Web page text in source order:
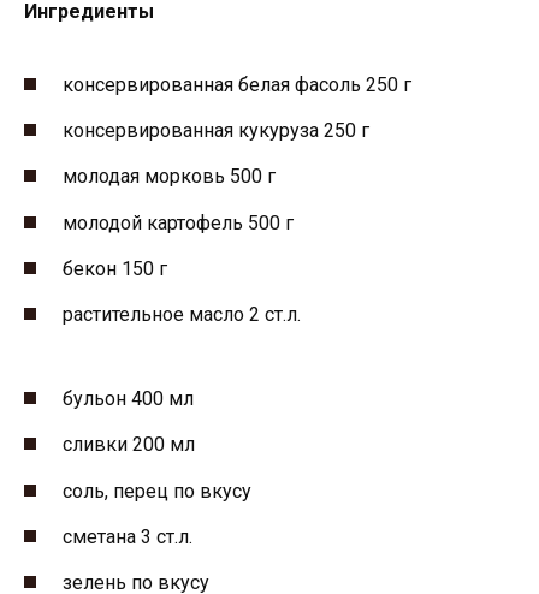
Ингредиенты
консервированная белая фасоль 250 г
консервированная кукуруза 250 г
молодая морковь 500 г
молодой картофель 500 г
бекон 150 г
растительное масло 2 ст.л.
бульон 400 мл
сливки 200 мл
соль, перец по вкусу
сметана 3 ст.л.
зелень по вкусу